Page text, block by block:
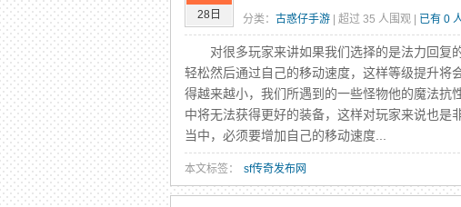
28日 分类： 古惑仔手游 | 超过 35 人围观 | 已有 0
对很多玩家来讲如果我们选择的是法力回复
轻松然后通过自己的移动速度，这样等级提升将
得越来越小，我们所遇到的一些怪物他的魔法抗
中将无法获得更好的装备，这样对玩家来说也
当中，必须要增加自己的移动速度...
本文标签： sf传奇发布网